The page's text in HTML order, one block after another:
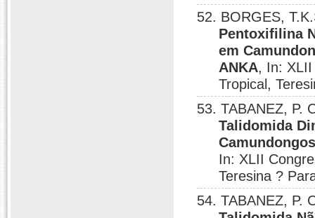
52. BORGES,
Pentoxifilina
em
ANKA, In: XLII
Tropical,
53. TABANEZ, P.
Talidomida
In: XLII
Teresina ?
54. TABANEZ, P.